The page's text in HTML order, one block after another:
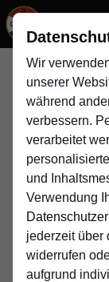
Wir
unserer
während
verbessern.
verarbeitet
und
Verwendung
jederzeit über
widerrufen
aufgrund
Duisburger
1. Herren
Infos zum